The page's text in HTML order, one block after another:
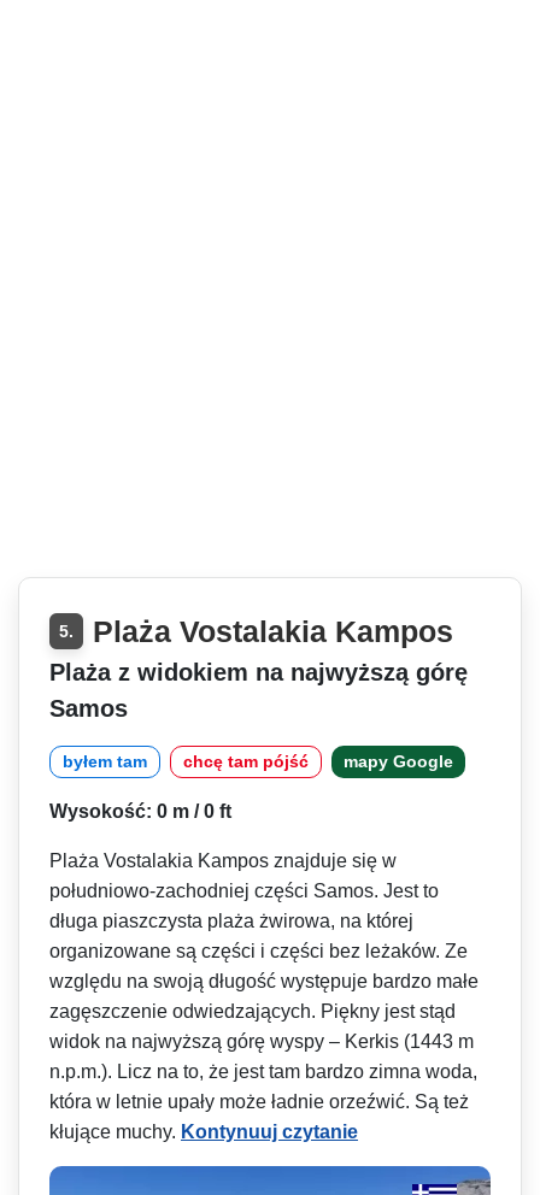
5. Plaża Vostalakia Kampos
Plaża z widokiem na najwyższą górę
Samos
byłem tam chcę tam pójść mapy Google
Wysokość: 0 m / 0 ft
Plaża Vostalakia Kampos znajduje się w
południowo-zachodniej części Samos. Jest to
długa piaszczysta plaża żwirowa, na której
organizowane są części i części bez leżaków. Ze
względu na swoją długość występuje bardzo małe
zagęszczenie odwiedzających. Piękny jest stąd
widok na najwyższą górę wyspy – Kerkis (1443 m
n.p.m.). Licz na to, że jest tam bardzo zimna woda,
która w letnie upały może ładnie orzeźwić. Są też
kłujące muchy. Kontynuuj czytanie